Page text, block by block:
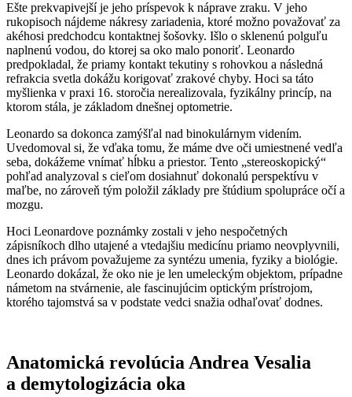
Ešte prekvapivejší je jeho príspevok k náprave zraku. V jeho
rukopisoch nájdeme nákresy zariadenia, ktoré možno považovať za
akéhosi predchodcu kontaktnej šošovky. Išlo o sklenenú polguľu
naplnenú vodou, do ktorej sa oko malo ponoriť. Leonardo
predpokladal, že priamy kontakt tekutiny s rohovkou a následná
refrakcia svetla dokážu korigovať zrakové chyby. Hoci sa táto
myšlienka v praxi 16. storočia nerealizovala, fyzikálny princíp, na
ktorom stála, je základom dnešnej optometrie.
Leonardo sa dokonca zamýšľal nad binokulárnym videním.
Uvedomoval si, že vďaka tomu, že máme dve oči umiestnené vedľa
seba, dokážeme vnímať hĺbku a priestor. Tento „stereoskopický“
pohľad analyzoval s cieľom dosiahnuť dokonalú perspektívu v
maľbe, no zároveň tým položil základy pre štúdium spolupráce očí a
mozgu.
Hoci Leonardove poznámky zostali v jeho nespočetných
zápisníkoch dlho utajené a vtedajšiu medicínu priamo neovplyvnili,
dnes ich právom považujeme za syntézu umenia, fyziky a biológie.
Leonardo dokázal, že oko nie je len umeleckým objektom, prípadne
námetom na stvárnenie, ale fascinujúcim optickým prístrojom,
ktorého tajomstvá sa v podstate vedci snažia odhaľovať dodnes.
Anatomická revolúcia Andrea Vesalia
a demytologizácia oka